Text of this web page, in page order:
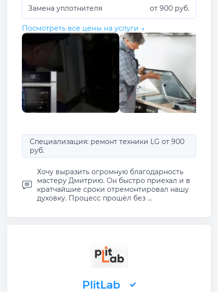
Замена уплотнителя от 900 руб.
Посмотреть все цены на услуги →
Специализация: ремонт техники LG от 900
руб.
Хочу выразить огромную благодарность
мастеру Дмитрию. Он быстро приехал и в
кратчайшие сроки отремонтировал нашу
духовку. Процесс прошёл без ...
PlitLab